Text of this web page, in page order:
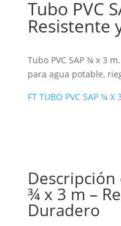
Tubo PVC
Resistente
Tubo PVC SAP ¾ x 3
para agua potable,
FT TUBO PVC SAP ¾ X
Descripción
¾ x 3 m –
Duradero